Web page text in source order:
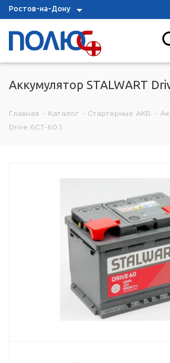
Ростов-на-Дону
Аккумулятор STALWART
Главная - Каталог - Стартерные АКБ -
Drive 6СТ-60.1